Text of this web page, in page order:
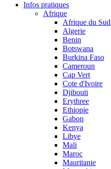
Infos pratiques
Afrique
Afrique du Sud
Algerie
Benin
Botswana
Burkina Faso
Cameroun
Cap Vert
Cote d'Ivoire
Djibouti
Erythree
Ethiopie
Gabon
Kenya
Libye
Mali
Maroc
Mauritanie